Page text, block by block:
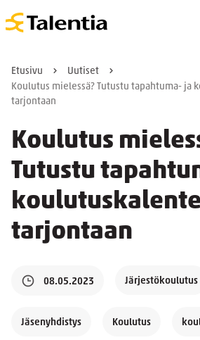
Etusivu
Uutiset
Koulutus mielessä? Tutustu tapahtuma- ja
tarjontaan
Koulutus
Tutustu
tarjontaan
08.05.2023 Järjestökoulutus
Jäsenyhdistys Koulutus